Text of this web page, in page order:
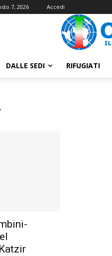
7, 2026 Accedi
DALLE SEDI RIFUGIATI